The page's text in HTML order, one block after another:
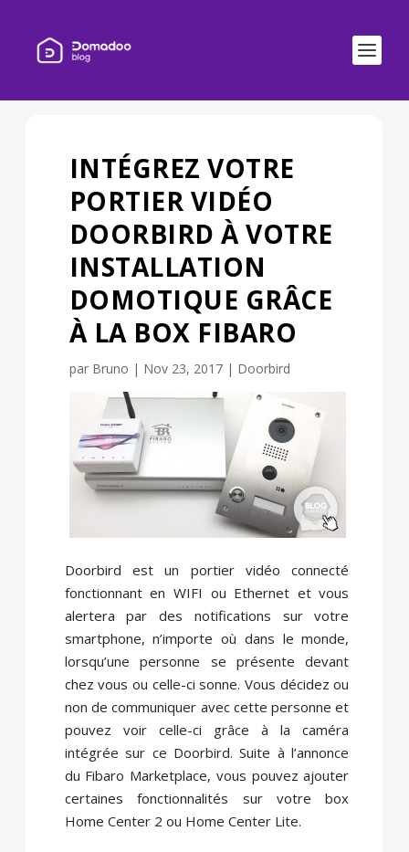
INTÉGREZ VOTRE
PORTIER VIDÉO
DOORBIRD À VOTRE
INSTALLATION
DOMOTIQUE GRÂCE
À LA BOX FIBARO
par Bruno | Nov 23, 2017| Doorbird
Doorbird est un portier vidéo connecté
fonctionnant en WIFI ou Ethernet et vous
alertera par des notifications sur votre
smartphone, n’importe où dans le monde,
lorsqu’une personne se présente devant
chez vous ou celle-ci sonne. Vous décidez ou
non de communiquer avec cette personne et
pouvez voir celle-ci grâce à la caméra
intégrée sur ce Doorbird. Suite à l’annonce
du Fibaro Marketplace, vous pouvez ajouter
certaines fonctionnalités sur votre box
Home Center 2 ou Home Center Lite.